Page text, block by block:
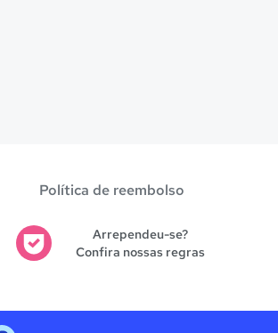
Política de reembolso
Arrependeu-se?
Confira nossas regras